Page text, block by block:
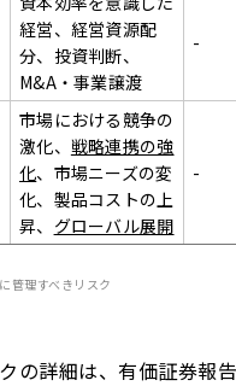
経営、経営資源配
分、投資判断、
M&A・事業譲渡
-
市場における競争の
激化、 戦略連携の強
化、市場ニーズの変
化、製品コストの上
昇、 グローバル展開
-
管理すべきリスク
の詳細は、有価証券報